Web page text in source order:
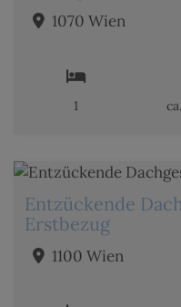
1070 Wien
1
Entzückende
Erstbezug
1100 Wien